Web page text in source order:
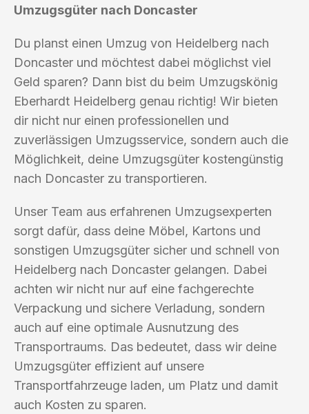
Umzugsgüter nach Doncaster
Du planst einen Umzug von Heidelberg nach
Doncaster und möchtest dabei möglichst viel
Geld sparen? Dann bist du beim Umzugskönig
Eberhardt Heidelberg genau richtig! Wir bieten
dir nicht nur einen professionellen und
zuverlässigen Umzugsservice, sondern auch die
Möglichkeit, deine Umzugsgüter kostengünstig
nach Doncaster zu transportieren.
Unser Team aus erfahrenen Umzugsexperten
sorgt dafür, dass deine Möbel, Kartons und
sonstigen Umzugsgüter sicher und schnell von
Heidelberg nach Doncaster gelangen. Dabei
achten wir nicht nur auf eine fachgerechte
Verpackung und sichere Verladung, sondern
auch auf eine optimale Ausnutzung des
Transportraums. Das bedeutet, dass wir deine
Umzugsgüter effizient auf unsere
Transportfahrzeuge laden, um Platz und damit
auch Kosten zu sparen.